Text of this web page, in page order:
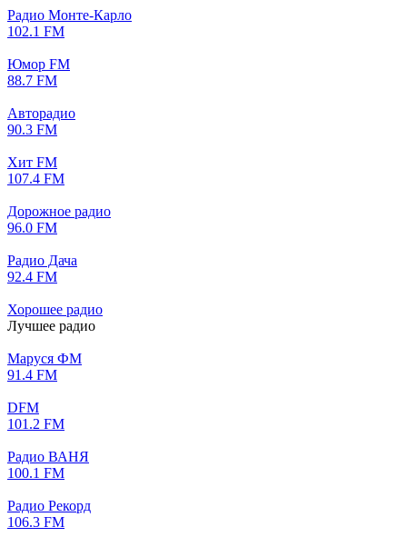
Радио Монте-Карло
102.1 FM
Юмор FM
88.7 FM
Авторадио
90.3 FM
Хит FM
107.4 FM
Дорожное радио
96.0 FM
Радио Дача
92.4 FM
Хорошее радио
Лучшее радио
Маруся ФМ
91.4 FM
DFM
101.2 FM
Радио ВАНЯ
100.1 FM
Радио Рекорд
106.3 FM